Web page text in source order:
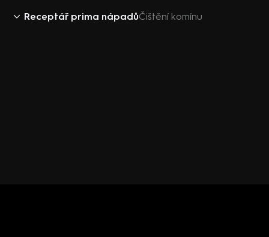
Receptář prima nápadůČištění komínu